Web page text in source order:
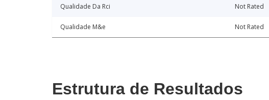
Qualidade Da Rci Not Rated
Qualidade M&e Not Rated
Estrutura de Resultados